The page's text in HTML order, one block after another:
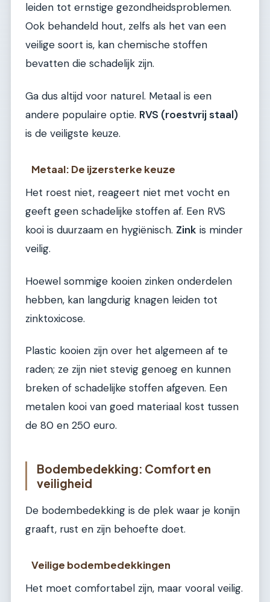
leiden tot ernstige gezondheidsproblemen.
Ook behandeld hout, zelfs als het van een
veilige soort is, kan chemische stoffen
bevatten die schadelijk zijn.
Ga dus altijd voor naturel. Metaal is een
andere populaire optie. RVS (roestvrij staal)
is de veiligste keuze.
Metaal: De ijzersterke keuze
Het roest niet, reageert niet met vocht en
geeft geen schadelijke stoffen af. Een RVS
kooi is duurzaam en hygiënisch. Zink is minder
veilig.
Hoewel sommige kooien zinken onderdelen
hebben, kan langdurig knagen leiden tot
zinktoxicose.
Plastic kooien zijn over het algemeen af te
raden; ze zijn niet stevig genoeg en kunnen
breken of schadelijke stoffen afgeven. Een
metalen kooi van goed materiaal kost tussen
de 80 en 250 euro.
Bodembedekking: Comfort en
veiligheid
De bodembedekking is de plek waar je konijn
graaft, rust en zijn behoefte doet.
Veilige bodembedekkingen
Het moet comfortabel zijn, maar vooral veilig.